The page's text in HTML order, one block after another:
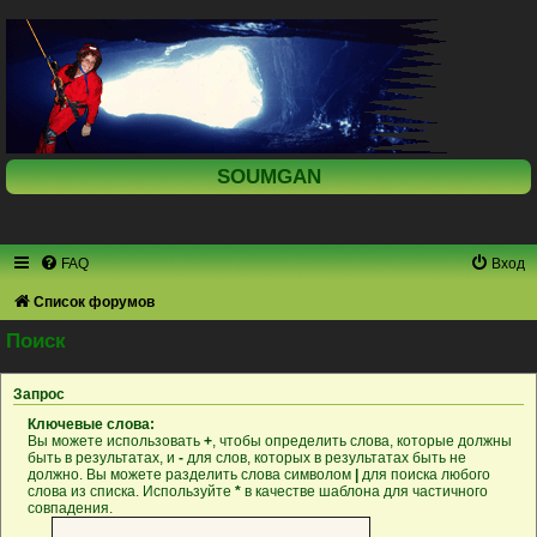
SOUMGAN
FAQ Вход
Список форумов
Поиск
Запрос
Ключевые слова:
Вы можете использовать +, чтобы определить слова, которые должны
быть в результатах, и - для слов, которых в результатах быть не
должно. Вы можете разделить слова символом
для поиска любого
слова из списка. Используйте * в качестве шаблона для частичного
совпадения.